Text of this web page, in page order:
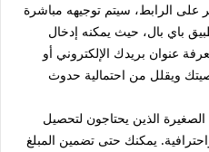
على الرابط، سيتم توجيهه مباشرة
باي بال، حيث يمكنه إدخال
عنوان بريدك الإلكتروني أو
ويقلل من احتمالية حدوث
الذين يحتاجون لتحصيل
يمكنك حتى تضمين المبلغ